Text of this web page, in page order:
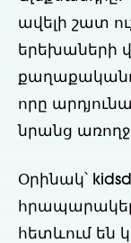
ավելի շատ
երեխաների
որը
նրանց
Օրինակ՝
հետևում են